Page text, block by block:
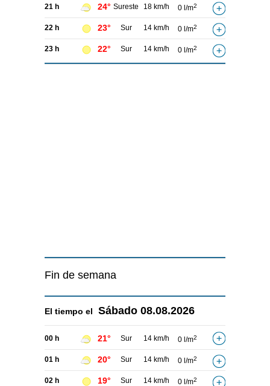
21 h 24° Sureste 18 km/h 0 l/m2
22 h 23° Sur 14 km/h 0 l/m2
23 h 22° Sur 14 km/h 0 l/m2
Fin de semana
El tiempo el Sábado 08.08.2026
00 h 21° Sur 14 km/h 0 l/m2
01 h 20° Sur 14 km/h 0 l/m2
02 h 19° Sur 14 km/h 0 l/m2